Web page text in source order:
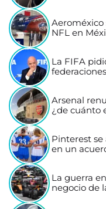
Aeroméxico
NFL en
La FIFA
Arsenal
¿de cuánto
Pinterest
en un
La guerra
negocio de